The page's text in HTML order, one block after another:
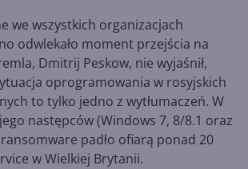
we wszystkich organizacjach
odwlekało moment przejścia na
Dmitrij Peskow, nie wyjaśnił,
oprogramowania w rosyjskich
to tylko jedno z wytłumaczeń. W
następców (Windows 7, 8/8.1 oraz
padło ofiarą ponad 20
w Wielkiej Brytanii.